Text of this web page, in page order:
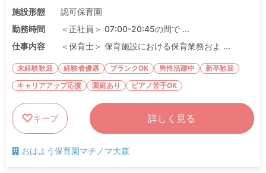
施設形態
認可保育園
勤務時間
＜正社員＞ 07:00-20:45の間で ...
仕事内容
＜保育士＞ 保育施設における保育業務およ ...
未経験歓迎 経験者優遇 ブランクOK 男性活躍中
新卒歓迎
キャリアアップ応援
園庭あり ピアノ苦手OK
キープ 詳しく見る
おはよう保育園マチノマ大森